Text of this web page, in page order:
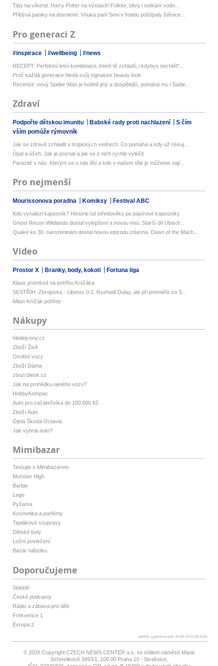
Tipy na víkend: Harry Potter na výstavě! Folklor, bitvy i setkání vodn...
Přibývá paniky na dovolené: Vnuka paní Soni v hotelu poštípaly štěnice...
Pro generaci Z
#inspirace #wellbeing #news
RECEPT: Perfektní letní kombinace, které tě zchladí, i kdybys nechtěl*...
Proč každá generace hledá svůj signature beauty look
Recenze: nový Spider-Man je hodně jiný a dospělejší, pomáhá mu i Sadie...
Zdraví
Podpořte dětskou imunitu Babské rady proti nachlazení
S čím
vším pomůže rýmovník
Jak se zdravě zchladit v tropických vedrech: Co pomáhá a kdy už riskuj...
Úpal a úžeh: Jak je poznat a jak se z nich rychle vyléčit
Parazité v nás: Kterým se u nás líbí a kde v našem těle je můžeme nají...
Pro nejmenší
Mourissonova poradna Komiksy Festival ABC
Kdo vynalezl kapesník? Historie od středověku po papírové kapesníky
Ghost Recon Wildlands dostal vylepšení a novou misi. Starší díl Ubisof...
Quake ke 30. narozeninám dostal novou epizodu zdarma. Dawn of the Mach...
Video
Prostor X Branky, body, kokoti Fortuna liga
Klaus promluvil na pohřbu Knížáka
SESTŘIH: Zbrojovka - Liberec 0:1. Rozhodl Dulay, ale při premiéře za S...
Milan Knížák pohřeb
Nákupy
hledejceny.cz
Zboží Živě
Osobní vozy
Zboží Dáma
zbozi.blesk.cz
Jak na prohlídku ojetého vozu?
HobbyKompas
Auto pro začátečníka do 100 000 Kč
Zboží Auto
Ojetá Škoda Octavia
Jak vybrat auto?
Mimibazar
Testujte s Mimibazarem
Monster High
Barbie
Lego
Pyžama
Kosmetika a parfémy
Teplákové soupravy
Dětské boty
Ložní povlečení
Bazar nábytku
Doporučujeme
Starjob
České podcasty
Rádio a zábava pro děti
Frekvence 1
Evropa 2
patička vygenerovaná: 23:40:14 07.08.2026
© 2026 Copyright CZECH NEWS CENTER a.s. se sídlem náměstí Marie
Schmolkové 3493/1, 100 00 Praha 10 - Strašnice,